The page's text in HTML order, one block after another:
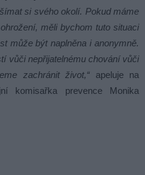
si svého okolí. Pokud máme
měli bychom tuto situaci
může být naplněna i anonymně.
vůči nepřijatelnému chování vůči
zachránit život,“ apeluje na
komisařka prevence Monika